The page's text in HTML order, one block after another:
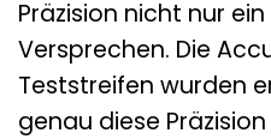
Präzision nicht nur
Versprechen. Die
Teststreifen wurden
genau diese